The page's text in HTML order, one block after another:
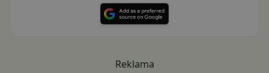
Reklama